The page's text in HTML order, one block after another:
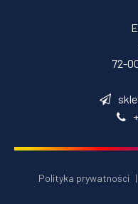
72-
Polityka prywatności |